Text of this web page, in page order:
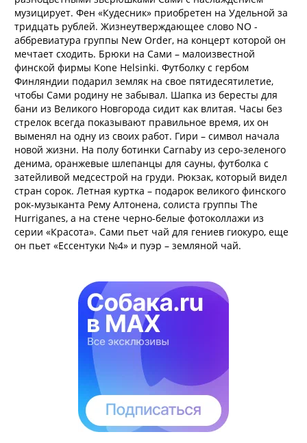
музицирует. Фен «Кудесник» приобретен на Удельной за
тридцать рублей. Жизнеутверждающее слово NO -
аббревиатура группы New Order, на концерт которой он
мечтает сходить. Брюки на Сами – малоизвестной
финской фирмы Kone Helsinki. Футболку с гербом
Финляндии подарил земляк на свое пятидесятилетие,
чтобы Сами родину не забывал. Шапка из бересты для
бани из Великого Новгорода сидит как влитая. Часы без
стрелок всегда показывают правильное время, их он
выменял на одну из своих работ. Гири – символ начала
новой жизни. На полу ботинки Carnaby из серо-зеленого
денима, оранжевые шлепанцы для сауны, футболка с
затейливой медсестрой на груди. Рюкзак, который видел
стран сорок. Летная куртка – подарок великого финского
рок-музыканта Рему Алтонена, солиста группы The
Hurriganes, а на стене черно-белые фотоколлажи из
серии «Красота». Сами пьет чай для гениев гиокуро, еще
он пьет «Ессентуки №4» и пуэр – земляной чай.